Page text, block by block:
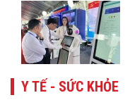
Y TẾ - SỨC KHỎE